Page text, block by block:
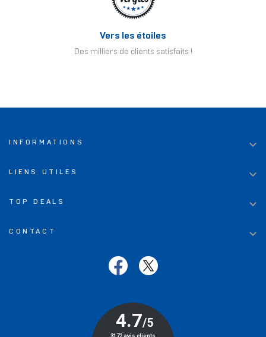
Vers les étoiles
Des milliers de clients satisfaits !
INFORMATIONS 
LIENS UTILES 
TOP DEALS 
CONTACT 